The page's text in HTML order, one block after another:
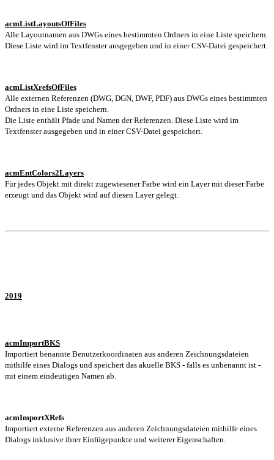
acmListLayoutsOfFiles
Alle Layoutnamen aus DWGs eines bestimmten Ordners in eine Liste speichern.
Diese Liste wird im Textfenster ausgegeben und in einer CSV-Datei gespeichert.
acmListXrefsOfFiles
Alle externen Referenzen (DWG, DGN, DWF, PDF) aus DWGs eines bestimmten
Ordners in eine Liste speichern.
Die Liste enthält Pfade und Namen der Referenzen. Diese Liste wird im
Textfenster ausgegeben und in einer CSV-Datei gespeichert.
acmEntColors2Layers
Für jedes Objekt mit direkt zugewiesener Farbe wird ein Layer mit dieser Farbe
erzeugt und das Objekt wird auf diesen Layer gelegt.
2019
acmImportBKS
Importiert benannte Benutzerkoordinaten aus anderen Zeichnungsdateien
mithilfe eines Dialogs und speichert das akuelle BKS - falls es unbenannt ist -
mit einem eindeutigen Namen ab.
acmImportXRefs
Importiert externe Referenzen aus anderen Zeichnungsdateien mithilfe eines
Dialogs inklusive ihrer Einfügepunkte und weiterer Eigenschaften.